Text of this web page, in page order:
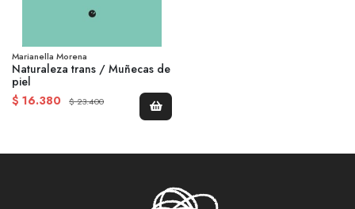
Marianella Morena
Naturaleza trans / Muñecas de
piel
$ 16.380
$ 23.400